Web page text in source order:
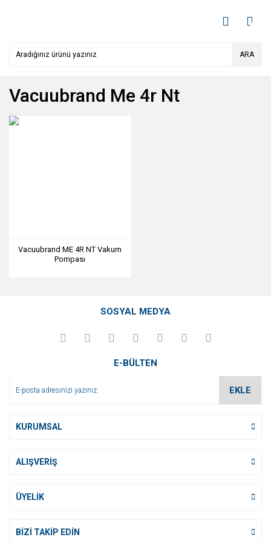
ARA
Vacuubrand Me 4r Nt
Vacuubrand ME 4R NT Vakum
Pompası
SOSYAL MEDYA
E-BÜLTEN
EKLE
KURUMSAL
ALIŞVERİŞ
ÜYELİK
BİZİ TAKİP EDİN